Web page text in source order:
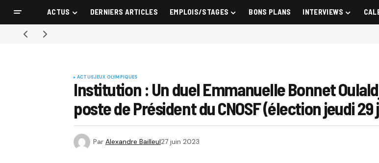
ACTUS DERNIERS ARTICLES EMPLOIS/STAGES BONS PLANS INTERVIEWS
ACTUSJEUX OLYMPIQUES
Institution : Un duel Emmanuelle Bonnet
poste de Président du CNOSF (élection jeudi 29
Par Alexandre Bailleul27 juin 2023